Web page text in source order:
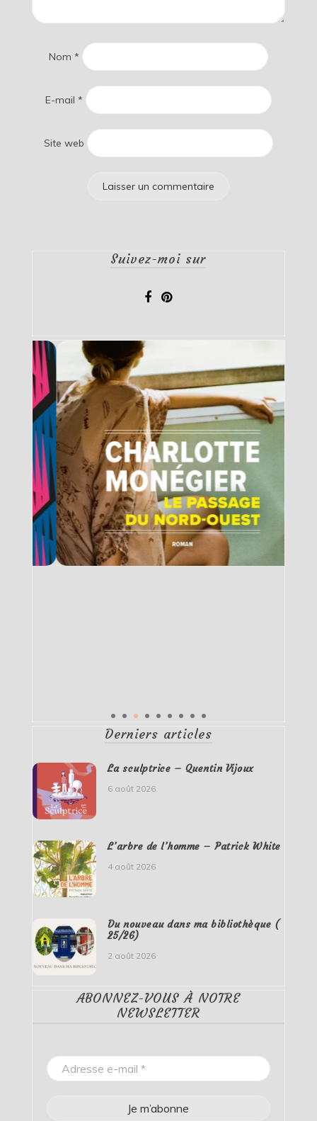
Nom *
E-mail *
Site web
Suivez-moi sur
Derniers articles
La sculptrice – Quentin Vijoux
6 août 2026
L’arbre de l’homme – Patrick White
4 août 2026
Du nouveau dans ma bibliothèque (
25/26)
2 août 2026
ABONNEZ-VOUS À NOTRE
NEWSLETTER